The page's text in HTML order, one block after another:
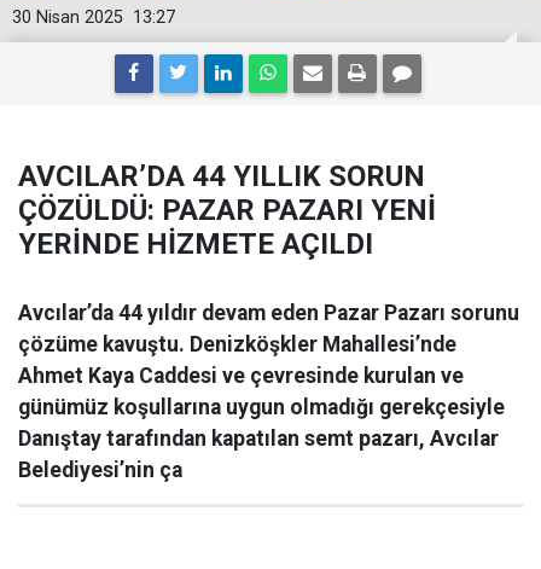
13:27
30 Nisan 2025
AVCILAR’DA 44 YILLIK SORUN
ÇÖZÜLDÜ: PAZAR PAZARI YENİ
YERİNDE HİZMETE AÇILDI
Avcılar’da 44 yıldır devam eden Pazar Pazarı sorunu
çözüme kavuştu. Denizköşkler Mahallesi’nde
Ahmet Kaya Caddesi ve çevresinde kurulan ve
günümüz koşullarına uygun olmadığı gerekçesiyle
Danıştay tarafından kapatılan semt pazarı, Avcılar
Belediyesi’nin ça